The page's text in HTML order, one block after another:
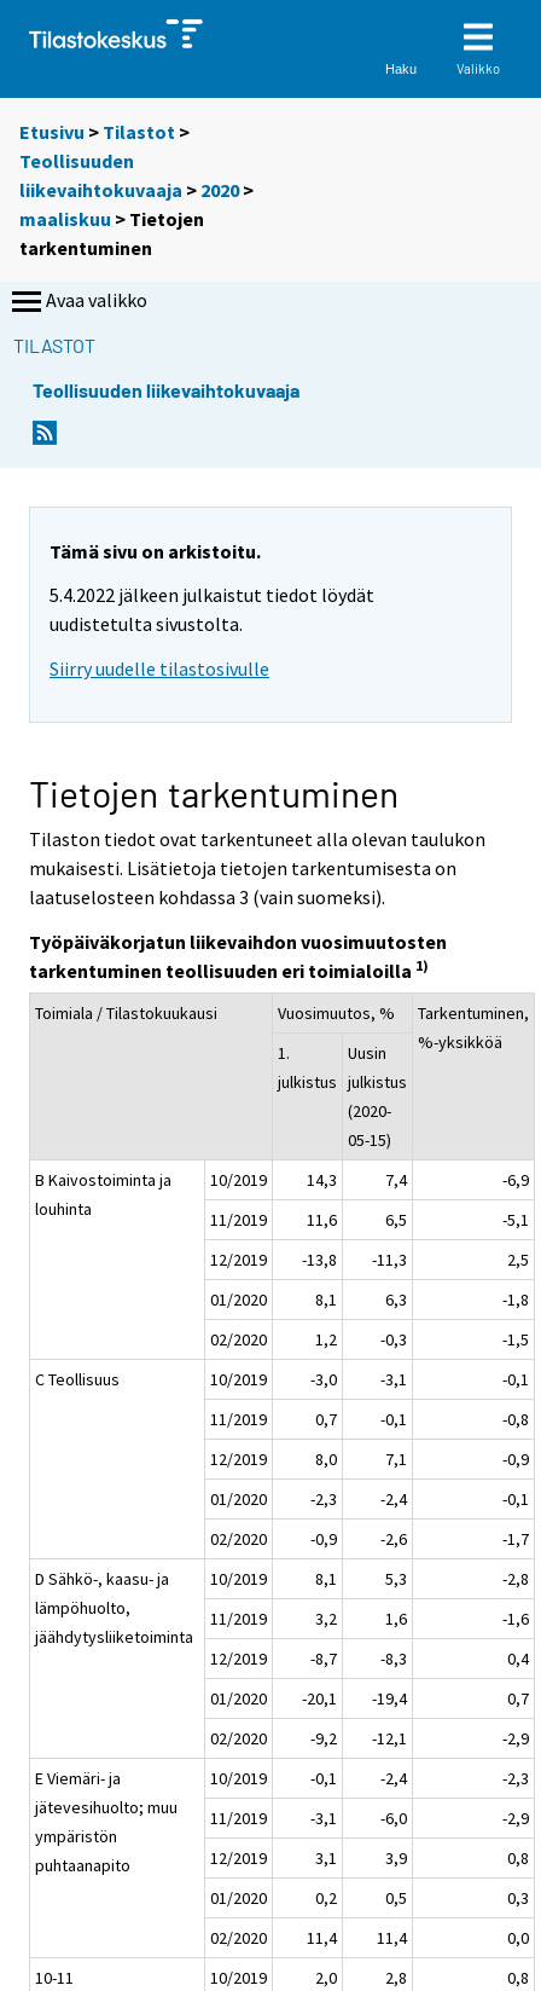
Haku Valikko
Etusivu > Tilastot >
Teollisuuden
liikevaihtokuvaaja > 2020>
maaliskuu > Tietojen
tarkentuminen
Avaa valikko
TILASTOT
Teollisuuden liikevaihtokuvaaja
Tämä sivu on arkistoitu.
5.4.2022 jälkeen julkaistut tiedot löydät
uudistetulta sivustolta.
Siirry uudelle tilastosivulle
Tietojen tarkentuminen
Tilaston tiedot ovat tarkentuneet alla olevan taulukon
mukaisesti. Lisätietoja tietojen tarkentumisesta on
laatuselosteen kohdassa 3 (vain suomeksi).
Työpäiväkorjatun liikevaihdon vuosimuutosten
tarkentuminen teollisuuden eri toimialoilla 1)
Toimiala / Tilastokuukausi Vuosimuutos, %
Tarkentuminen,
%-yksikköä
1.
julkistus
Uusin
julkistus
(2020-
05-15)
B Kaivostoiminta ja
louhinta
10/2019 14,3 7,4
-6,9
11/2019
11,6 6,5
-5,1
12/2019
-13,8 -11,3
2,5
01/2020
8,1 6,3
-1,8
02/2020
1,2 -0,3
-1,5
C Teollisuus
10/2019 -3,0 -3,1
-0,1
11/2019
0,7 -0,1
-0,8
12/2019
8,0 7,1
-0,9
01/2020
-2,3 -2,4
-0,1
02/2020
-0,9 -2,6
-1,7
D Sähkö-, kaasu- ja
lämpöhuolto,
jäähdytysliiketoiminta
10/2019 8,1 5,3
-2,8
11/2019
3,2 1,6
-1,6
12/2019
-8,7 -8,3
0,4
01/2020
-20,1 -19,4
0,7
02/2020
-9,2 -12,1
-2,9
E Viemäri- ja
jätevesihuolto; muu
ympäristön
puhtaanapito
10/2019 -0,1 -2,4
-2,3
11/2019
-3,1 -6,0
-2,9
12/2019
3,1 3,9
0,8
01/2020
0,2 0,5
0,3
02/2020
11,4 11,4
0,0
10-11
10/2019 2,0 2,8
0,8